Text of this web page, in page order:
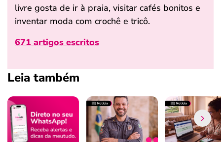
livre gosta de ir à praia, visitar cafés bonitos e
inventar moda com crochê e tricô.
671 artigos escritos
Leia também